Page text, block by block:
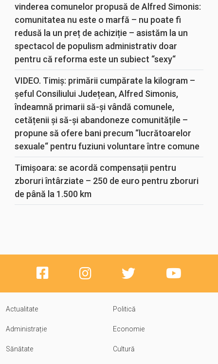
vinderea comunelor propusă de Alfred Simonis:
comunitatea nu este o marfă – nu poate fi
redusă la un preț de achiziție – asistăm la un
spectacol de populism administrativ doar
pentru că reforma este un subiect “sexy“
VIDEO. Timiș: primării cumpărate la kilogram –
șeful Consiliului Județean, Alfred Simonis,
îndeamnă primarii să-și vândă comunele,
cetățenii și să-și abandoneze comunitățile –
propune să ofere bani precum “lucrătoarelor
sexuale“ pentru fuziuni voluntare între comune
Timișoara: se acordă compensații pentru
zboruri întârziate – 250 de euro pentru zboruri
de până la 1.500 km
Actualitate Politică
Administrație Economie
Sănătate Cultură